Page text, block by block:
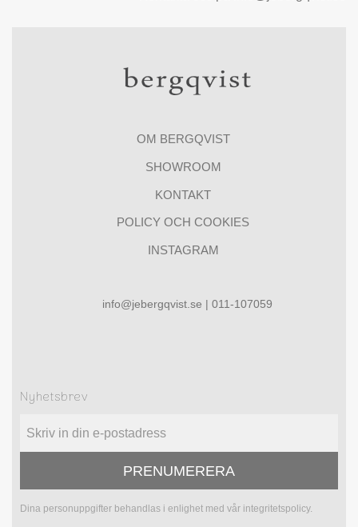
OM BERGQVIST
SHOWROOM
KONTAKT
POLICY OCH COOKIES
INSTAGRAM
info@jebergqvist.se | 011-107059
Nyhetsbrev
PRENUMERERA
Dina personuppgifter behandlas i enlighet med vår integritetspolicy.